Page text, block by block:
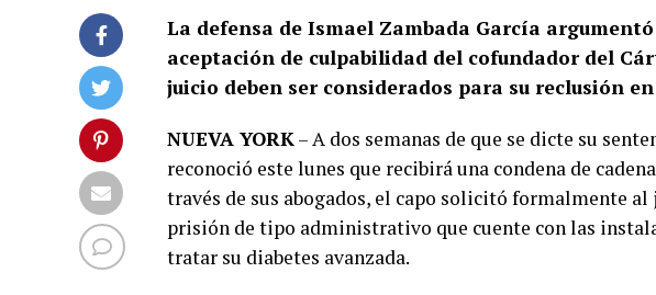
La defensa de Ismael Zambada García
aceptación de culpabilidad del cofundador del
juicio deben ser considerados para su reclusión
NUEVA YORK– A dos semanas de que se dicte su
reconoció este lunes que recibirá una condena de
través de sus abogados, el capo solicitó formalmente al
prisión de tipo administrativo que cuente con las
tratar su diabetes avanzada.